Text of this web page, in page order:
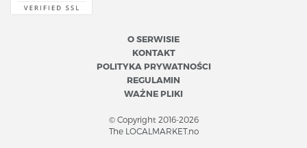
O SERWISIE
KONTAKT
POLITYKA PRYWATNOŚCI
REGULAMIN
WAŻNE PLIKI
© Copyright 2016-2026
The LOCALMARKET.no